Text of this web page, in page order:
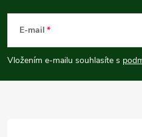
p
a
E-mail
Vložením e-mailu souhlasíte s